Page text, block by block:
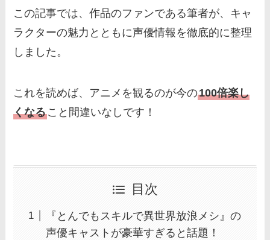
この記事では、作品のファンである筆者が、キャ
ラクターの魅力とともに声優情報を徹底的に整理
しました。
これを読めば、アニメを観るのが今の100倍楽し
くなること間違いなしです！
目次
『とんでもスキルで異世界放浪メシ』の
声優キャストが豪華すぎると話題！